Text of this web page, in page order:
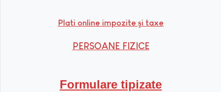
Plati online impozite şi taxe
PERSOANE FIZICE
Formulare tipizate